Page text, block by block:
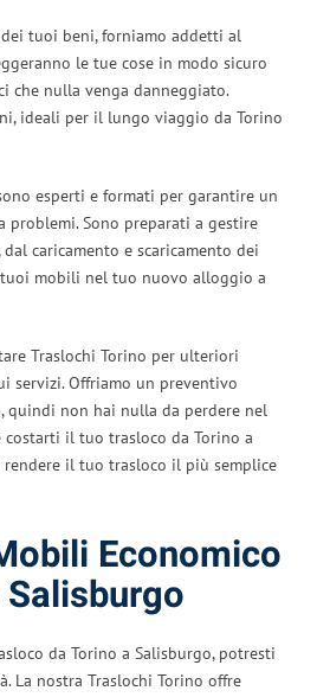
dei tuoi beni, forniamo addetti al
le tue cose in modo sicuro
che nulla venga danneggiato.
ideali per il lungo viaggio da Torino
esperti e formati per garantire un
problemi. Sono preparati a gestire
caricamento e scaricamento dei
mobili nel tuo nuovo alloggio a
Traslochi Torino per ulteriori
servizi. Offriamo un preventivo
quindi non hai nulla da perdere nel
il tuo trasloco da Torino a
rendere il tuo trasloco il più semplice
Economico
da Torino a Salisburgo, potresti
La nostra Traslochi Torino offre